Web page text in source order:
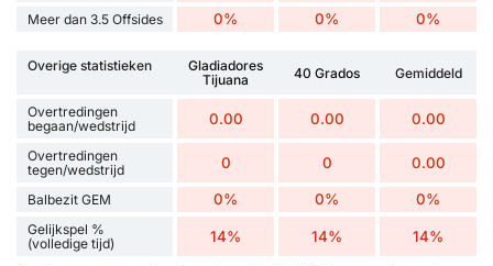
Meer dan 3.5 Offsides 0% 0% 0%
Overige statistieken
Gladiadores
Tijuana
40 Grados Gemiddeld
Overtredingen
begaan/wedstrijd
0.00 0.00 0.00
Overtredingen
tegen/wedstrijd
0 0 0.00
Balbezit GEM 0% 0% 0%
Gelijkspel %
(volledige tijd)
14% 14% 14%